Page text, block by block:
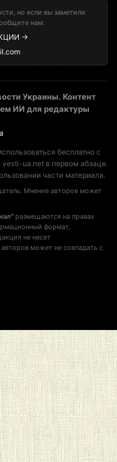
но если вы заметили
нам:
→
Украины. Контент
ИИ для редактуры
бесплатно с
vesti-ua.net в первом абзаце.
части материала.
Мнение авторов может
размещаются на правах
формат,
не несет
может не совпадать с